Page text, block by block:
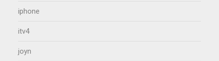
iphone
itv4
joyn